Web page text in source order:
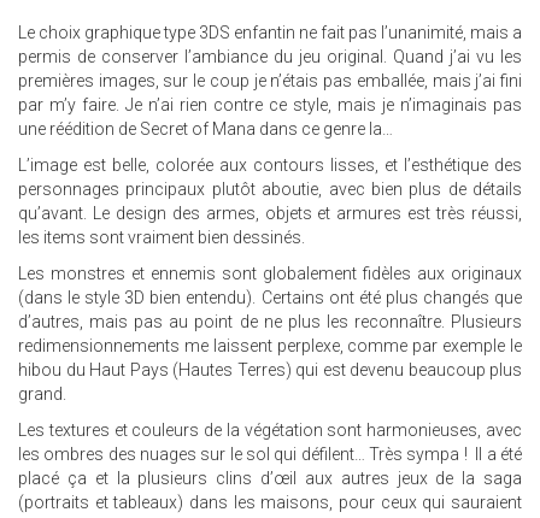
Le choix graphique type 3DS enfantin ne fait pas l’unanimité, mais a
permis de conserver l’ambiance du jeu original. Quand j’ai vu les
premières images, sur le coup je n’étais pas emballée, mais j’ai fini
par m’y faire. Je n’ai rien contre ce style, mais je n’imaginais pas
une réédition de Secret of Mana dans ce genre la…
L’image est belle, colorée aux contours lisses, et l’esthétique des
personnages principaux plutôt aboutie, avec bien plus de détails
qu’avant. Le design des armes, objets et armures est très réussi,
les items sont vraiment bien dessinés.
Les monstres et ennemis sont globalement fidèles aux originaux
(dans le style 3D bien entendu). Certains ont été plus changés que
d’autres, mais pas au point de ne plus les reconnaître. Plusieurs
redimensionnements me laissent perplexe, comme par exemple le
hibou du Haut Pays (Hautes Terres) qui est devenu beaucoup plus
grand.
Les textures et couleurs de la végétation sont harmonieuses, avec
les ombres des nuages sur le sol qui défilent… Très sympa ! Il a été
placé ça et la plusieurs clins d’œil aux autres jeux de la saga
(portraits et tableaux) dans les maisons, pour ceux qui sauraient